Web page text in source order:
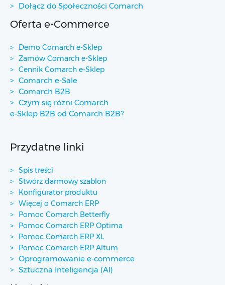
Dołącz do Społeczności Comarch
Oferta e-Commerce
Demo Comarch e-Sklep
Zamów Comarch e-Sklep
Cennik Comarch e-Sklep
Comarch e-Sale
Comarch B2B
Czym się różni Comarch
e-Sklep B2B od Comarch B2B?
Przydatne linki
Spis treści
Stwórz darmowy szablon
Konfigurator produktu
Więcej o Comarch ERP
Pomoc Comarch Betterfly
Pomoc Comarch ERP Optima
Pomoc Comarch ERP XL
Pomoc Comarch ERP Altum
Oprogramowanie e-commerce
Sztuczna Inteligencja (AI)